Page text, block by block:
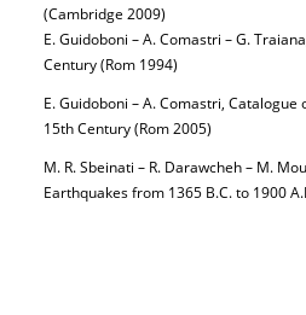
(Cambridge 2009)
E. Guidoboni – A. Comastri – G.
Century (Rom 1994)
E. Guidoboni – A. Comastri,
15th Century (Rom 2005)
M. R. Sbeinati – R. Darawcheh – M.
Earthquakes from 1365 B.C. to 1900